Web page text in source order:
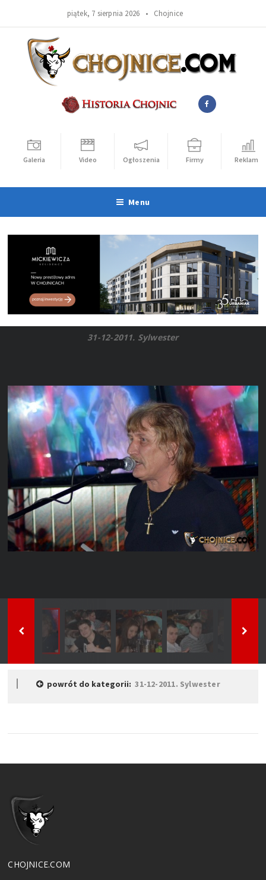
piątek, 7 sierpnia 2026 • Chojnice
Galeria Video Ogłoszenia Firmy Reklama
Menu
31-12-2011. Sylwester
powrót do kategorii:31-12-2011. Sylwester
CHOJNICE.COM